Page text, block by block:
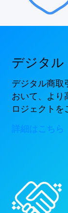
デジタル
デジタル商取
おいて、より
ロジェクトを
詳細はこちら